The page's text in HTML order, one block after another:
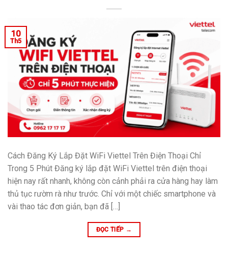
10
Th5
Cách Đăng Ký Lắp Đặt WiFi Viettel Trên Điện Thoại Chỉ
Trong 5 Phút Đăng ký lắp đặt WiFi Viettel trên điện thoại
hiện nay rất nhanh, không còn cảnh phải ra cửa hàng hay làm
thủ tục rườm rà như trước. Chỉ với một chiếc smartphone và
vài thao tác đơn giản, bạn đã […]
ĐỌC TIẾP →